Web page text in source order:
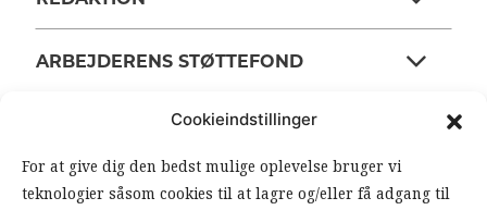
Cookieindstillinger
For at give dig den bedst mulige oplevelse bruger vi
teknologier såsom cookies til at lagre og/eller få adgang til
ARBEJDERENS STØTTEFOND
ANSVARSHAVENDE REDAKTØR